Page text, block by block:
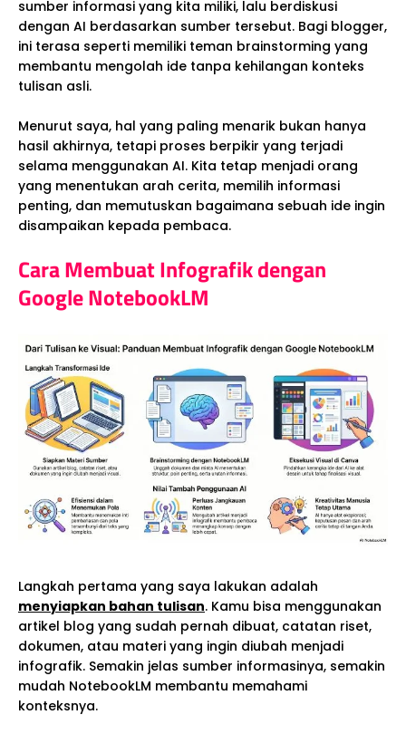
sumber informasi yang kita miliki, lalu berdiskusi
dengan AI berdasarkan sumber tersebut. Bagi blogger,
ini terasa seperti memiliki teman brainstorming yang
membantu mengolah ide tanpa kehilangan konteks
tulisan asli.
Menurut saya, hal yang paling menarik bukan hanya
hasil akhirnya, tetapi proses berpikir yang terjadi
selama menggunakan AI. Kita tetap menjadi orang
yang menentukan arah cerita, memilih informasi
penting, dan memutuskan bagaimana sebuah ide ingin
disampaikan kepada pembaca.
Cara Membuat Infografik dengan
Google NotebookLM
Langkah pertama yang saya lakukan adalah
menyiapkan bahan tulisan. Kamu bisa menggunakan
artikel blog yang sudah pernah dibuat, catatan riset,
dokumen, atau materi yang ingin diubah menjadi
infografik. Semakin jelas sumber informasinya, semakin
mudah NotebookLM membantu memahami
konteksnya.